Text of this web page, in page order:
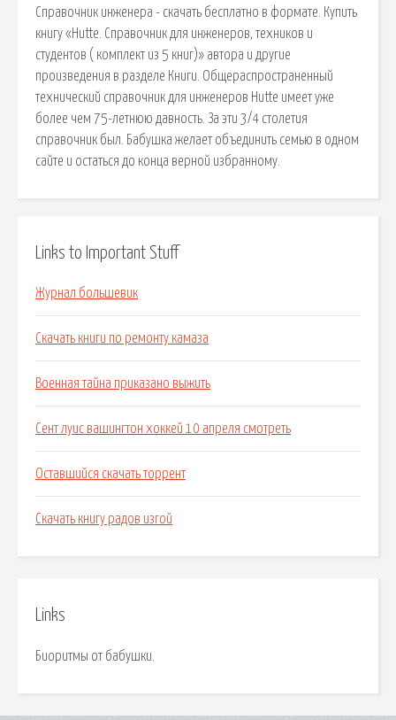
Справочник инженера - скачать бесплатно в формате. Купить
книгу «Hutte. Справочник для инженеров, техников и
студентов ( комплект из 5 книг)» автора и другие
произведения в разделе Книги. Общераспространенный
технический справочник для инженеров Hutte имеет уже
более чем 75-летнюю давность. За эти 3/4 столетия
справочник был. Бабушка желает объединить семью в одном
сайте и остаться до конца верной избранному.
Links to Important Stuff
Журнал большевик
Скачать книги по ремонту камаза
Военная тайна приказано выжить
Сент луис вашингтон хоккей 10 апреля смотреть
Оставшийся скачать торрент
Скачать книгу радов изгой
Links
Биоритмы от бабушки.